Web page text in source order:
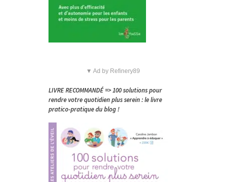
▼ Ad by Refinery89
LIVRE RECOMMANDÉ => 100 solutions pour
rendre votre quotidien plus serein : le livre
pratico-pratique du blog !